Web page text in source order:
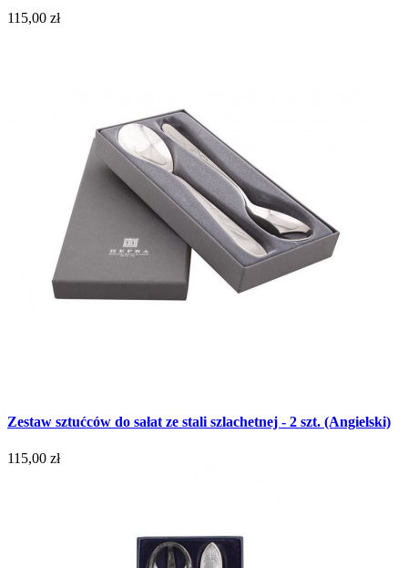
115,00 zł
Zestaw sztućców do sałat ze stali szlachetnej - 2 szt. (Angielski)
115,00 zł